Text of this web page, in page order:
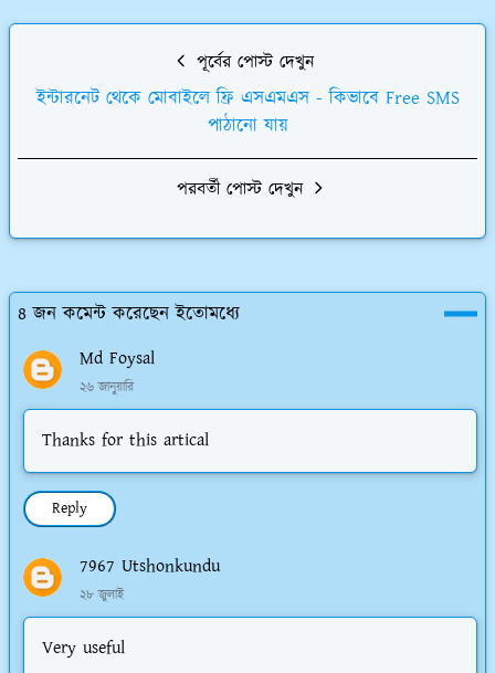
পূর্বের পোস্ট দেখুন
ইন্টারনেট থেকে মোবাইলে ফ্রি এসএমএস - কিভাবে Free SMS
পাঠানো যায়
পরবর্তী পোস্ট দেখুন
8 জন কমেন্ট করেছেন ইতোমধ্যে
Md Foysal
২৬ জানুয়ারি
Thanks for this artical
Reply
7967 Utshonkundu
২৮ জুলাই
Very useful